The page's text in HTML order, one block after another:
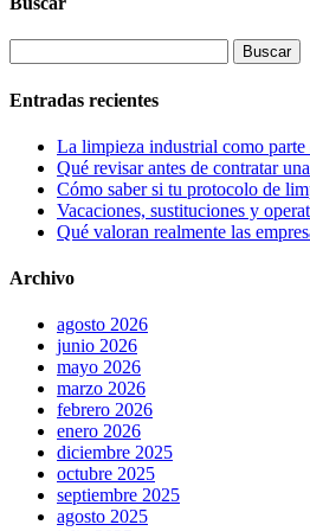
Entradas recientes
La limpieza industrial como
Qué revisar antes de contratar
Cómo saber si tu protocolo de
Vacaciones, sustituciones y
Qué valoran realmente las
Archivo
agosto 2026
junio 2026
mayo 2026
marzo 2026
febrero 2026
enero 2026
diciembre 2025
octubre 2025
septiembre 2025
agosto 2025